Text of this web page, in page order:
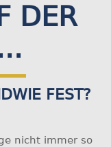
windowwindowwindow
DER
FEST?
nicht immer so